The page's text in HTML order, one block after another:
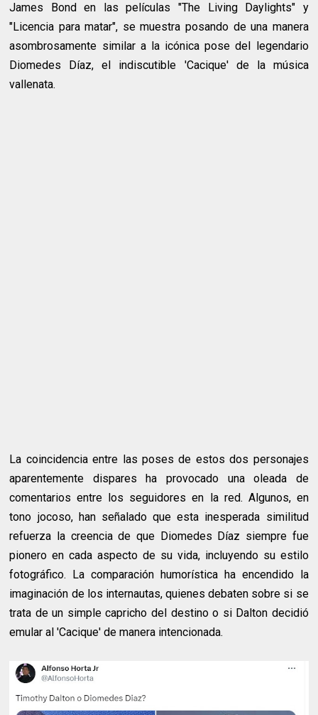
James Bond en las películas "The Living Daylights" y
"Licencia para matar", se muestra posando de una manera
asombrosamente similar a la icónica pose del legendario
Diomedes Díaz, el indiscutible 'Cacique' de la música
vallenata.
La coincidencia entre las poses de estos dos personajes
aparentemente dispares ha provocado una oleada de
comentarios entre los seguidores en la red. Algunos, en
tono jocoso, han señalado que esta inesperada similitud
refuerza la creencia de que Diomedes Díaz siempre fue
pionero en cada aspecto de su vida, incluyendo su estilo
fotográfico. La comparación humorística ha encendido la
imaginación de los internautas, quienes debaten sobre si se
trata de un simple capricho del destino o si Dalton decidió
emular al 'Cacique' de manera intencionada.